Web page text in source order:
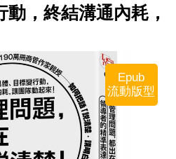
，終結溝通內耗，
Epub
流動版型